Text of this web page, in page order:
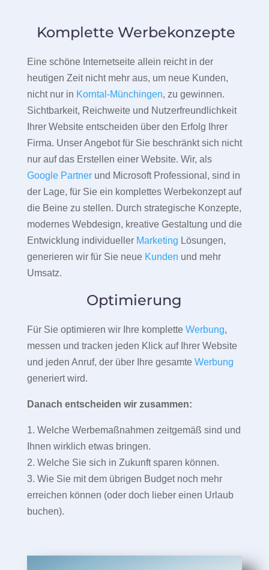
Komplette Werbekonzepte
Eine schöne Internetseite allein reicht in der
heutigen Zeit nicht mehr aus, um neue Kunden,
nicht nur in Korntal-Münchingen, zu gewinnen.
Sichtbarkeit, Reichweite und Nutzerfreundlichkeit
Ihrer Website entscheiden über den Erfolg Ihrer
Firma. Unser Angebot für Sie beschränkt sich nicht
nur auf das Erstellen einer Website. Wir, als
Google Partnerund Microsoft Professional, sind in
der Lage, für Sie ein komplettes Werbekonzept auf
die Beine zu stellen. Durch strategische Konzepte,
modernes Webdesign, kreative Gestaltung und die
Entwicklung individueller Marketing Lösungen,
generieren wir für Sie neue Kunden und mehr
Umsatz.
Optimierung
Für Sie optimieren wir Ihre komplette Werbung,
messen und tracken jeden Klick auf Ihrer Website
und jeden Anruf, der über Ihre gesamte Werbung
generiert wird.
Danach entscheiden wir zusammen:
1. Welche Werbemaßnahmen zeitgemäß sind und
Ihnen wirklich etwas bringen.
2. Welche Sie sich in Zukunft sparen können.
3. Wie Sie mit dem übrigen Budget noch mehr
erreichen können (oder doch lieber einen Urlaub
buchen).